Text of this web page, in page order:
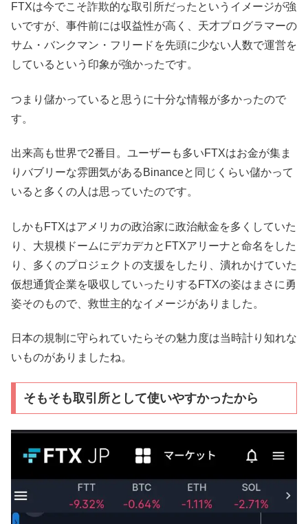
FTXは今でこそ詐欺的な取引所だったというイメージが強
いですが、事件前には収益性が高く、天才プログラマーの
サム・バンクマン・フリードを先頭に少ない人数で運営を
しているという印象が強かったです。
つまり儲かっていると思うに十分な情報が多かったので
す。
出来高も世界で2番目。ユーザーも多いFTXはお金が集ま
りバブリーな雰囲気があるBinanceと同じくらい儲かって
いると多くの人は思っていたのです。
しかもFTXはアメリカの政治家に政治献金を多くしていた
り、大規模ドームにデカデカとFTXアリーナと命名をした
り、多くのプロジェクトの支援をしたり、潰れかけていた
仮想通貨企業を吸収していったりするFTXの姿はまさに勇
姿そのもので、救世主的なイメージがありました。
日本の規制に守られていたらその魅力度は当時計り知れな
いものがありましたね。
そもそも取引所として使いやすかったから